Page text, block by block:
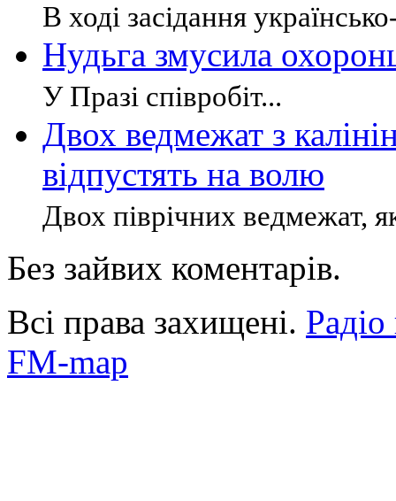
В ході засідання
Нудьга змусила
У Празі співробіт...
Двох ведмежат з
відпустять на волю
Двох піврічних ведмежат,
Без зайвих коментарів.
Всі права захищені.
FM-map